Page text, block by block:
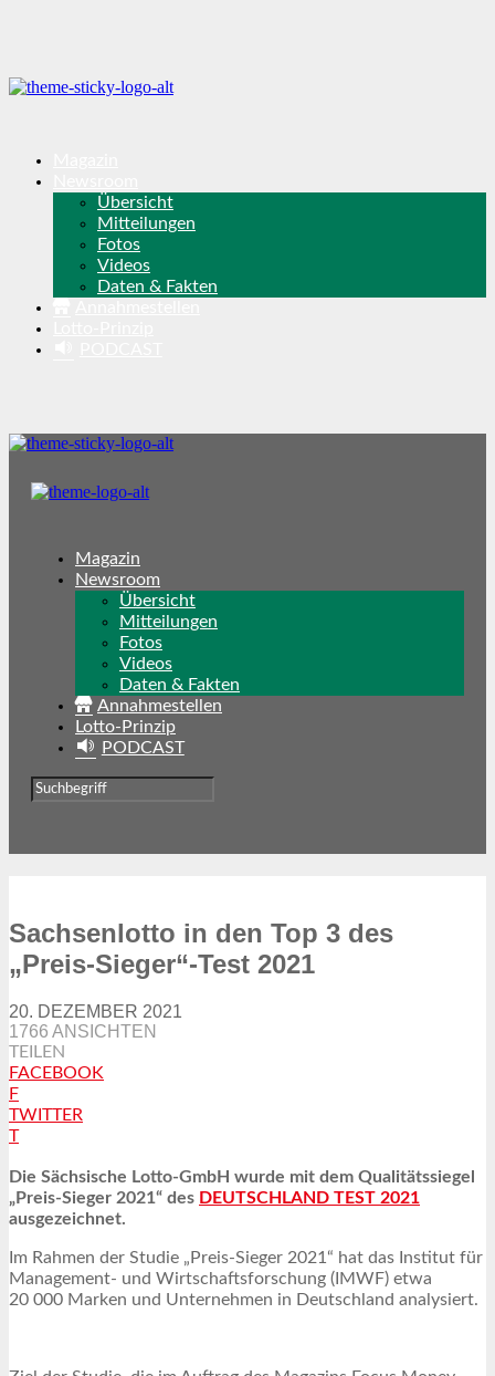
Übersicht
Mitteilungen
Fotos
Videos
Daten & Fakten
Magazin
Newsroom
Übersicht
Mitteilungen
Fotos
Videos
Daten & Fakten
Annahmestellen
Lotto-Prinzip
PODCAST
Sachsenlotto in den Top 3 des
„Preis-Sieger“-Test 2021
20. DEZEMBER 2021
1766 ANSICHTEN
TEILEN
FACEBOOK
F
TWITTER
T
Die Sächsische Lotto-GmbH wurde mit dem Qualitätssiegel
„Preis-Sieger 2021“ des DEUTSCHLAND TEST 2021
ausgezeichnet.
Im Rahmen der Studie „Preis-Sieger 2021“ hat das Institut für
Management- und Wirtschaftsforschung (IMWF) etwa
20 000 Marken und Unternehmen in Deutschland analysiert.